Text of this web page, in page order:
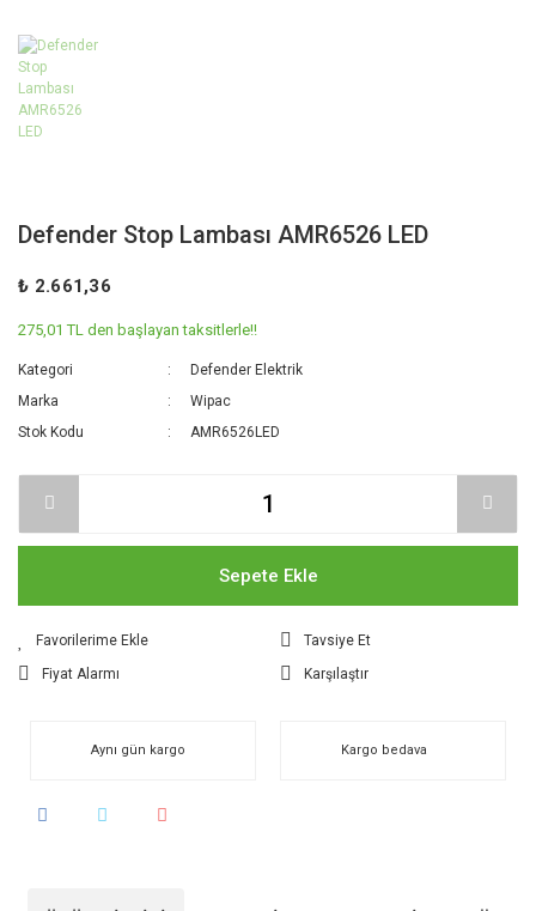
Defender Stop Lambası AMR6526 LED
₺ 2.661,36
275,01 TL den başlayan taksitlerle!!
Kategori
Defender Elektrik
Marka
Wipac
Stok Kodu
AMR6526LED
Sepete Ekle
Tavsiye Et
Fiyat Alarmı
Karşılaştır
Aynı gün kargo Kargo bedava